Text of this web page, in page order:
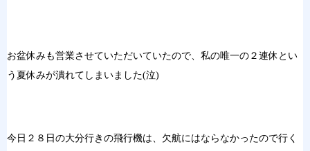
お盆休みも営業させていただいていたので、私の唯一の２連休とい
う夏休みが潰れてしまいました(泣)
今日２８日の大分行きの飛行機は、欠航にはならなかったので行く